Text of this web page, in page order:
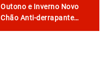
Outono e Inverno Novo
Chão Anti-derrapante